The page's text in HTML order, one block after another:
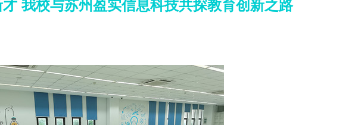
我校与苏州盈实信息科技共探教育创新之路